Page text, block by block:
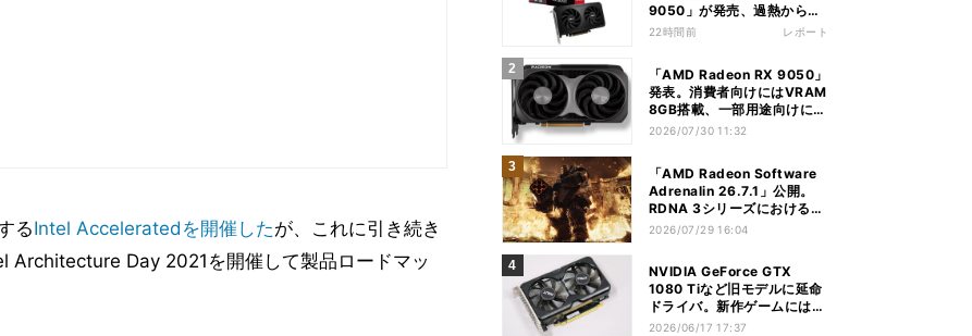
るIntel Acceleratedを開催したが、これに引き続き
Architecture Day 2021を開催して製品ロードマッ
9050」が発売、過熱から守
れる電源ケーブルも
22時間前 レポート
「AMD Radeon RX 9050」
発表。消費者向けにはVRAM
8GB搭載、一部用途向けに
VRAM 4GBモデルも？
2026/07/30 11:32
「AMD Radeon Software
Adrenalin 26.7.1」公開。
RDNA 3シリーズにおける不
具合多数解消
2026/07/29 16:04
NVIDIA GeForce GTX
1080 Tiなど旧モデルに延命
ドライバ。新作ゲームには非
対応
2026/06/17 17:37